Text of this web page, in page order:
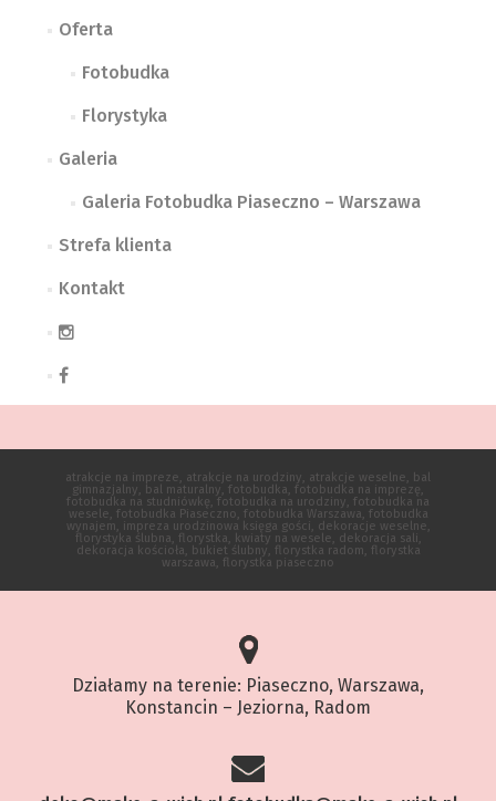
Oferta
Fotobudka
Florystyka
Galeria
Galeria Fotobudka Piaseczno – Warszawa
Strefa klienta
Kontakt
atrakcje na impreze, atrakcje na urodziny, atrakcje weselne, bal
gimnazjalny, bal maturalny, fotobudka, fotobudka na imprezę,
fotobudka na studniówkę, fotobudka na urodziny, fotobudka na
wesele, fotobudka Piaseczno, fotobudka Warszawa, fotobudka
wynajem, impreza urodzinowa księga gości, dekoracje weselne,
florystyka ślubna, florystka, kwiaty na wesele, dekoracja sali,
dekoracja kościoła, bukiet ślubny, florystka radom, florystka
warszawa, florystka piaseczno
Działamy na terenie: Piaseczno, Warszawa,
Konstancin – Jeziorna, Radom